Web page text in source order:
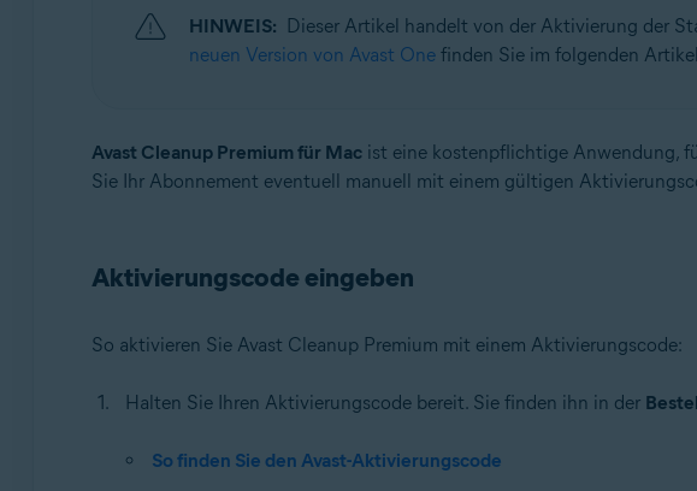
HINWEIS: Dieser Artikel handelt von der Aktivierung der
neuen Version von Avast Onefinden Sie im folgenden
Avast Cleanup Premium für Macist eine kostenpflichtige Anwendung,
Sie Ihr Abonnement eventuell manuell mit einem gültigen
Aktivierungscode eingeben
So aktivieren Sie Avast Cleanup Premium mit einem Aktivierungscode:
Halten Sie Ihren Aktivierungscode bereit. Sie finden ihn in der
So finden Sie den Avast-Aktivierungscode